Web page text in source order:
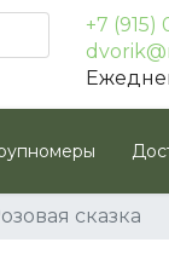
+7 (915)
сказка